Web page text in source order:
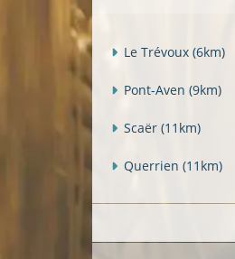
Le Trévoux (6km)
Pont-Aven (9km)
Scaër (11km)
Querrien (11km)